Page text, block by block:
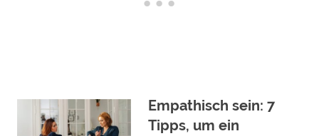
Empathisch sein: 7
Tipps, um ein